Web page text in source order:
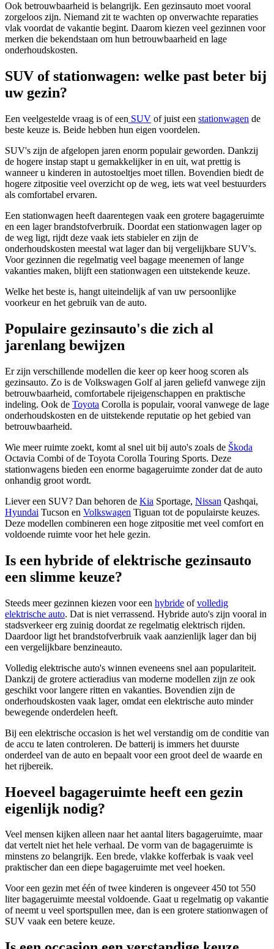
Ook betrouwbaarheid is belangrijk. Een gezinsauto moet vooral
zorgeloos zijn. Niemand zit te wachten op onverwachte reparaties
vlak voordat de vakantie begint. Daarom kiezen veel gezinnen voor
merken die bekendstaan om hun betrouwbaarheid en lage
onderhoudskosten.
SUV of stationwagen: welke past beter bij
uw gezin?
Een veelgestelde vraag is of een SUV of juist een stationwagen de
beste keuze is. Beide hebben hun eigen voordelen.
SUV's zijn de afgelopen jaren enorm populair geworden. Dankzij
de hogere instap stapt u gemakkelijker in en uit, wat prettig is
wanneer u kinderen in autostoeltjes moet tillen. Bovendien biedt de
hogere zitpositie veel overzicht op de weg, iets wat veel bestuurders
als comfortabel ervaren.
Een stationwagen heeft daarentegen vaak een grotere bagageruimte
en een lager brandstofverbruik. Doordat een stationwagen lager op
de weg ligt, rijdt deze vaak iets stabieler en zijn de
onderhoudskosten meestal wat lager dan bij vergelijkbare SUV's.
Voor gezinnen die regelmatig veel bagage meenemen of lange
vakanties maken, blijft een stationwagen een uitstekende keuze.
Welke het beste is, hangt uiteindelijk af van uw persoonlijke
voorkeur en het gebruik van de auto.
Populaire gezinsauto's die zich al
jarenlang bewijzen
Er zijn verschillende modellen die keer op keer hoog scoren als
gezinsauto. Zo is de Volkswagen Golf al jaren geliefd vanwege zijn
betrouwbaarheid, comfortabele rijeigenschappen en praktische
indeling. Ook de Toyota Corolla is populair, vooral vanwege de lage
onderhoudskosten en de uitstekende reputatie op het gebied van
betrouwbaarheid.
Wie meer ruimte zoekt, komt al snel uit bij auto's zoals de Škoda
Octavia Combi of de Toyota Corolla Touring Sports. Deze
stationwagens bieden een enorme bagageruimte zonder dat de auto
onhandig groot wordt.
Liever een SUV? Dan behoren de Kia Sportage, Nissan Qashqai,
Hyundai Tucson en Volkswagen Tiguan tot de populairste keuzes.
Deze modellen combineren een hoge zitpositie met veel comfort en
voldoende ruimte voor het hele gezin.
Is een hybride of elektrische gezinsauto
een slimme keuze?
Steeds meer gezinnen kiezen voor een hybride ofvolledig
elektrische auto. Dat is niet verrassend. Hybride auto's zijn vooral in
stadsverkeer erg zuinig doordat ze regelmatig elektrisch rijden.
Daardoor ligt het brandstofverbruik vaak aanzienlijk lager dan bij
een vergelijkbare benzineauto.
Volledig elektrische auto's winnen eveneens snel aan populariteit.
Dankzij de grotere actieradius van moderne modellen zijn ze ook
geschikt voor langere ritten en vakanties. Bovendien zijn de
onderhoudskosten vaak lager, omdat een elektrische auto minder
bewegende onderdelen heeft.
Bij een elektrische occasion is het wel verstandig om de conditie van
de accu te laten controleren. De batterij is immers het duurste
onderdeel van de auto en bepaalt voor een groot deel de waarde en
het rijbereik.
Hoeveel bagageruimte heeft een gezin
eigenlijk nodig?
Veel mensen kijken alleen naar het aantal liters bagageruimte, maar
dat vertelt niet het hele verhaal. De vorm van de bagageruimte is
minstens zo belangrijk. Een brede, vlakke kofferbak is vaak veel
praktischer dan een diepe bagageruimte met veel hoeken.
Voor een gezin met één of twee kinderen is ongeveer 450 tot 550
liter bagageruimte meestal voldoende. Gaat u regelmatig op vakantie
of neemt u veel sportspullen mee, dan is een grotere stationwagen of
SUV vaak een betere keuze.